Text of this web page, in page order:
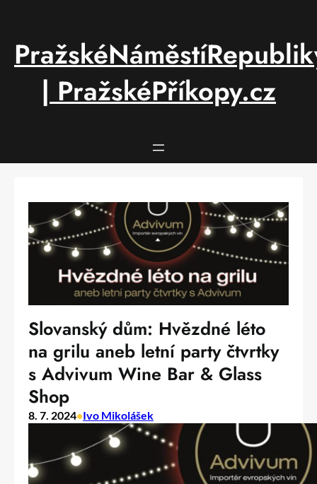
| PražskéPříkopy.cz
Slovanský dům: Hvězdné léto
na grilu aneb letní party čtvrtky
s Advivum Wine Bar & Glass
Shop
8. 7. 2024•Ivo Mikolášek